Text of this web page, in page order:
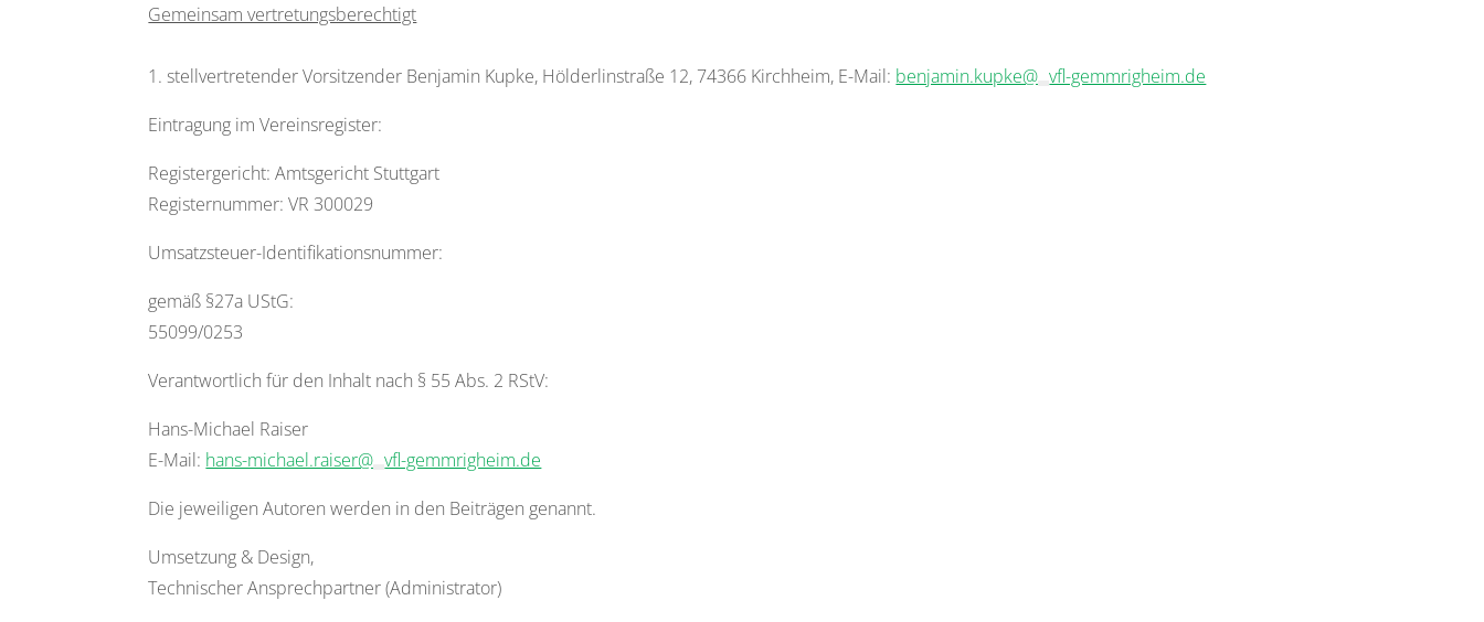
Gemeinsam vertretungsberechtigt
1. stellvertretender Vorsitzender Benjamin Kupke, Hölderlinstraße 12, 74366 Kirchheim, E-Mail: benjamin.kupke@ vfl-gemmrigheim.de
Eintragung im Vereinsregister:
Registergericht: Amtsgericht Stuttgart
Registernummer: VR 300029
Umsatzsteuer-Identifikationsnummer:
gemäß §27a UStG:
55099/0253
Verantwortlich für den Inhalt nach § 55 Abs. 2 RStV:
Hans-Michael Raiser
E-Mail: hans-michael.raiser@ vfl-gemmrigheim.de
Die jeweiligen Autoren werden in den Beiträgen genannt.
Umsetzung & Design,
Technischer Ansprechpartner (Administrator)